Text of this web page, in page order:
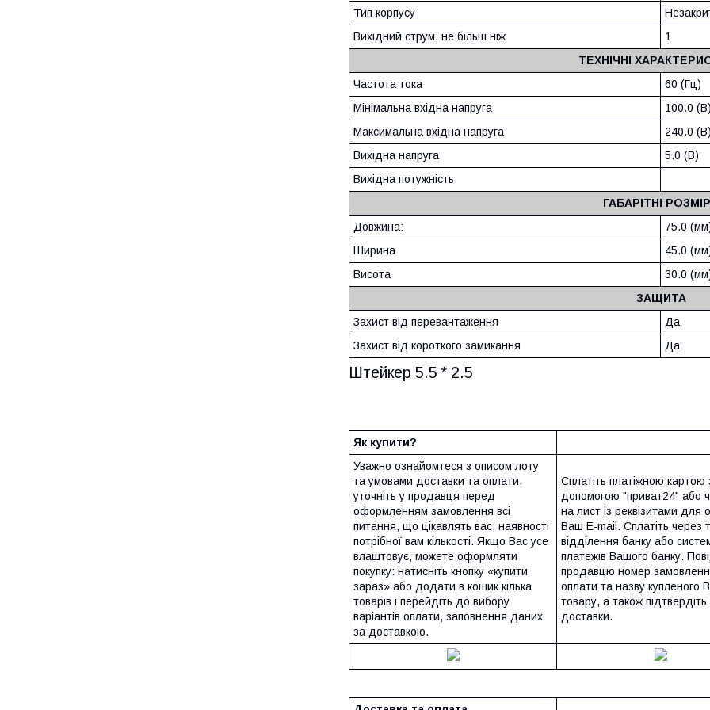
Тип корпусу
Вихідний струм, не більш ніж
1
ТЕХНІЧНІ
Частота тока
60 (Гц)
Мінімальна вхідна напруга
100.0 (В)
Максимальна вхідна напруга
240.0 (В)
Вихідна напруга
5.0 (В)
Вихідна потужність
ГАБАРІТНІ
Довжина:
75.0
Ширина
45.0
Висота
30.0
ЗАЩИТА
Захист від перевантаження
Да
Захист від короткого замикання
Да
Штейкер 5.5 * 2.5
Як купити?
Уважно ознайомтеся з описом лоту
та умовами доставки та оплати,
уточніть у продавця перед
оформленням замовлення всі
питання, що цікавлять вас, наявності
потрібної вам кількості. Якщо Вас усе
влаштовує, можете оформляти
покупку: натисніть кнопку «купити
зараз» або додати в кошик кілька
товарів і перейдіть до вибору
варіантів оплати, заповнення даних
за доставкою.
Сплатіть платіжною картою
допомогою "приват24" або
на лист із реквізитами для
Ваш E-mail. Сплатіть через
відділення банку або
платежів Вашого банку.
продавцю номер
оплати та назву купленого
товару, а також
доставки.